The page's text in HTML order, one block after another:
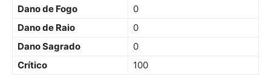
Dano de Fogo
0
Dano de Raio
0
Dano Sagrado
0
Crítico
100